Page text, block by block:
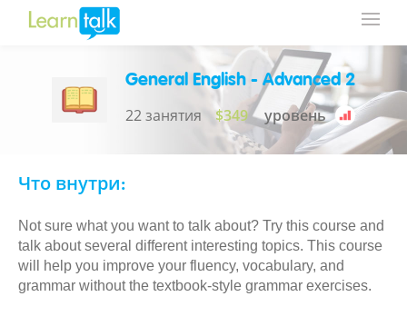
General English - Advanced 2
22 занятия $349 уровень
Что внутри:
Not sure what you want to talk about? Try this course and
talk about several different interesting topics. This course
will help you improve your fluency, vocabulary, and
grammar without the textbook-style grammar exercises.